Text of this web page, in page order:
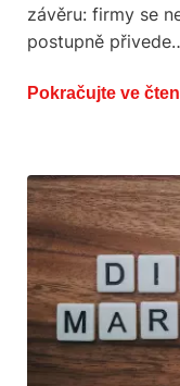
závěru: firmy se
postupně
Pokračujte ve